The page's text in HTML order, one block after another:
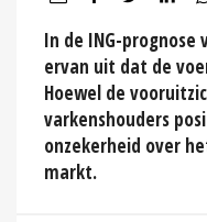
In de ING-prognose
ervan uit dat de
Hoewel de
varkenshouders
onzekerheid over
markt.